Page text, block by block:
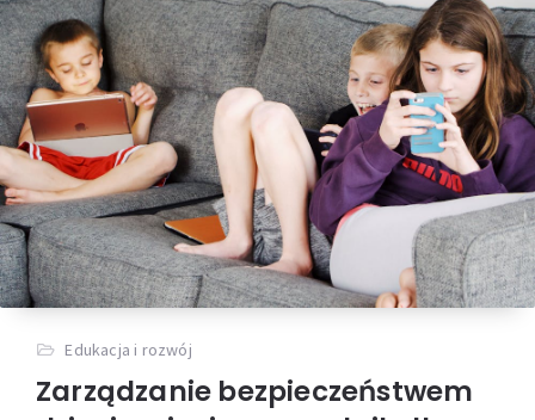
Edukacja i rozwój
Zarządzanie bezpieczeństwem